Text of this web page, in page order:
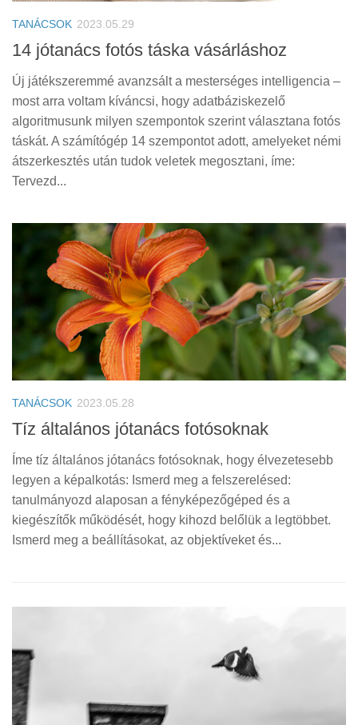
TANÁCSOK 2023.05.29
14 jótanács fotós táska vásárláshoz
Új játékszeremmé avanzsált a mesterséges intelligencia –
most arra voltam kíváncsi, hogy adatbáziskezelő
algoritmusunk milyen szempontok szerint választana fotós
táskát. A számítógép 14 szempontot adott, amelyeket némi
átszerkesztés után tudok veletek megosztani, íme:
Tervezd...
TANÁCSOK 2023.05.28
Tíz általános jótanács fotósoknak
Íme tíz általános jótanács fotósoknak, hogy élvezetesebb
legyen a képalkotás: Ismerd meg a felszerelésed:
tanulmányozd alaposan a fényképezőgéped és a
kiegészítők működését, hogy kihozd belőlük a legtöbbet.
Ismerd meg a beállításokat, az objektíveket és...